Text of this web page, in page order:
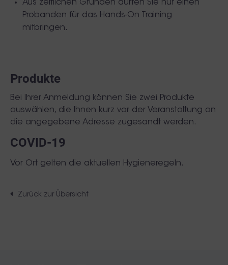
Aus zeitlichen Gründen dürfen Sie nur einen
Probanden für das Hands-On Training
mitbringen.
Produkte
Bei Ihrer Anmeldung können Sie zwei Produkte
auswählen, die Ihnen kurz vor der Veranstaltung an
die angegebene Adresse zugesandt werden.
COVID-19
Vor Ort gelten die aktuellen Hygieneregeln.
Zurück zur Übersicht